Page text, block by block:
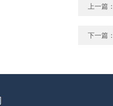
上一篇
下一篇